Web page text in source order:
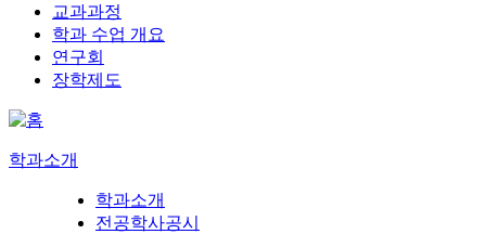
교과과정
학과 수업 개요
연구회
장학제도
학과소개
학과소개
전공학사공시